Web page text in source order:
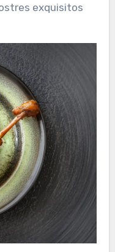
exquisitos